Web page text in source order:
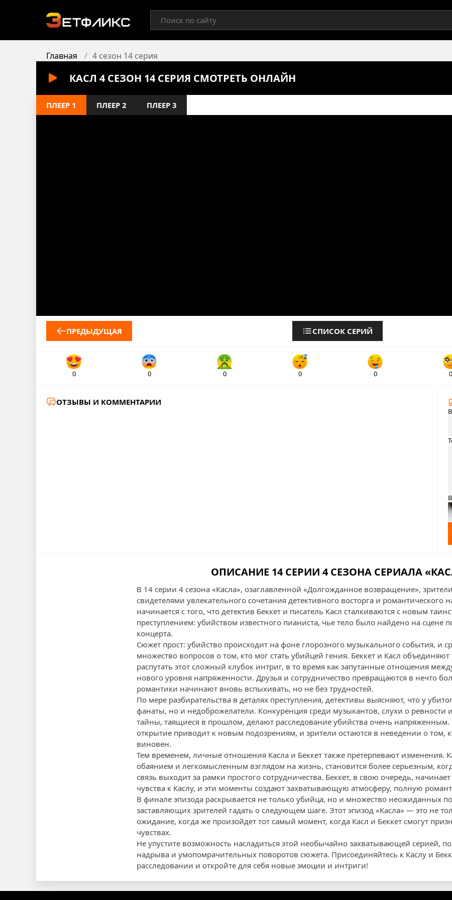
Главная 4 сезон 14 серия
КАСЛ 4 СЕЗОН 14 СЕРИЯ СМОТРЕТЬ ОНЛАЙН
ПЛЕЕР 1 ПЛЕЕР 2 ПЛЕЕР 3
ПРЕДЫДУЩАЯ СПИСОК СЕРИЙ
0 0 0 0 0 0
ОТЗЫВЫ И КОММЕНТАРИИ
ОПИСАНИЕ 14 СЕРИИ 4 СЕЗОНА СЕРИАЛА
В 14 серии 4 сезона «Касла», озаглавленной «Долгожданное возвращение»,
свидетелями увлекательного сочетания детективного восторга и романтического
начинается с того, что детектив Беккет и писатель Касл сталкиваются с новым
преступлением: убийством известного пианиста, чье тело было найдено на сцене
концерта.
Сюжет прост: убийство происходит на фоне глорозного музыкального события, и
множество вопросов о том, кто мог стать убийцей гения. Беккет и Касл
распутать этот сложный клубок интриг, в то время как запутанные отношения
нового уровня напряженности. Друзья и сотрудничество превращаются в нечто
романтики начинают вновь вспыхивать, но не без трудностей.
По мере разбирательства в деталях преступления, детективы выясняют, что у
фанаты, но и недоброжелатели. Конкуренция среди музыкантов, слухи о
тайны, таящиеся в прошлом, делают расследование убийства очень
открытие приводит к новым подозрениям, и зрители остаются в неведении о том,
виновен.
Тем временем, личные отношения Касла и Беккет также претерпевают изменения.
обаянием и легкомысленным взглядом на жизнь, становится более серьезным,
связь выходит за рамки простого сотрудничества. Беккет, в свою очередь,
чувства к Каслу, и эти моменты создают захватывающую атмосферу, полную
В финале эпизода раскрывается не только убийца, но и множество неожиданных
заставляющих зрителей гадать о следующем шаге. Этот эпизод «Касла» — это не
ожидание, когда же произойдет тот самый момент, когда Касл и Беккет смогут
чувствах.
Не упустите возможность насладиться этой необычайно захватывающей серией,
надрыва и умопомрачительных поворотов сюжета. Присоединяйтесь к Каслу и
расследовании и откройте для себя новые эмоции и интриги!